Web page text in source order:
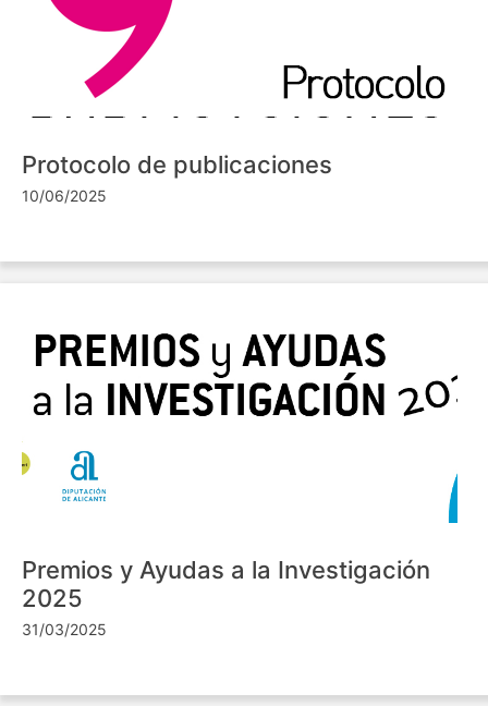
Protocolo de publicaciones
10/06/2025
Premios y Ayudas a la Investigación
2025
31/03/2025